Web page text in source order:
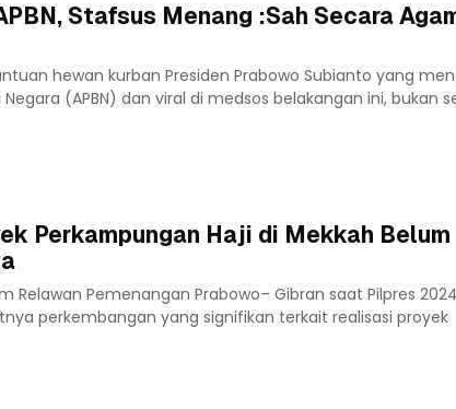
Stafsus Menang :Sah Secara
hewan kurban Presiden Prabowo Subianto yang
(APBN) dan viral di medsos belakangan ini, bukan
Perkampungan Haji di Mekkah Belum
Relawan Pemenangan Prabowo– Gibran saat Pilpres
perkembangan yang signifikan terkait realisasi proyek